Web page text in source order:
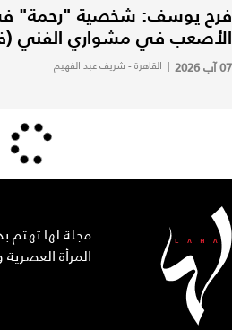
فرح يوسف: شخصية "رحمة" في
الأصعب في مشواري الفني
07 آب 2026 | القاهرة - شريف عبد الفهيم
مجلة لها تهتم
المرأة